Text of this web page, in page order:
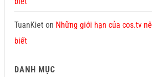
TuanKiet on Những giới hạn của cos.tv
biết
DANH MỤC